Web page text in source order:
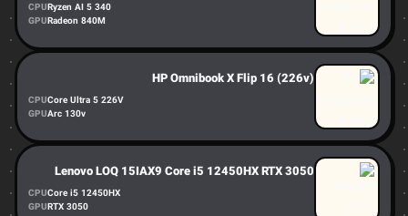
CPURyzen AI 5 340
GPURadeon 840M
HP Omnibook X Flip 16 (226v)
CPUCore Ultra 5 226V
GPUArc 130v
Lenovo LOQ 15IAX9 Core i5 12450HX RTX 3050
CPUCore i5 12450HX
GPURTX 3050